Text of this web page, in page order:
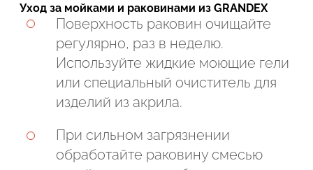
Уход за мойками и раковинами из GRANDEX
Поверхность раковин очищайте
регулярно, раз в неделю.
Используйте жидкие моющие гели
или специальный очиститель для
изделий из акрила.
При сильном загрязнении
обработайте раковину смесью